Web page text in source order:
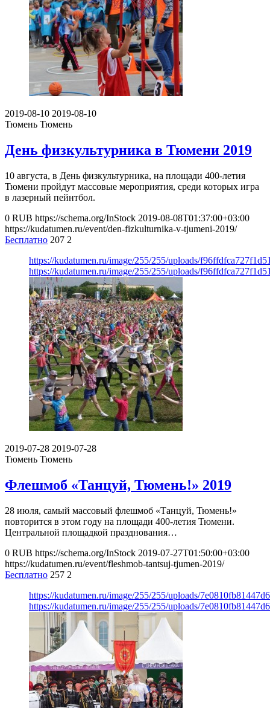
2019-08-10 2019-08-10
Тюмень Тюмень
День физкультурника в Тюмени 2019
10 августа, в День физкультурника, на площади 400-летия
Тюмени пройдут массовые мероприятия, среди которых игра
в лазерный пейнтбол.
0 RUB https://schema.org/InStock 2019-08-08T01:37:00+03:00
https://kudatumen.ru/event/den-fizkulturnika-v-tjumeni-2019/
Бесплатно 207 2
https://kudatumen.ru/image/255/255/uploads/
https://kudatumen.ru/image/255/255/uploads/
2019-07-28 2019-07-28
Тюмень Тюмень
Флешмоб «Танцуй, Тюмень!» 2019
28 июля, самый массовый флешмоб «Танцуй, Тюмень!»
повторится в этом году на площади 400-летия Тюмени.
Центральной площадкой празднования…
0 RUB https://schema.org/InStock 2019-07-27T01:50:00+03:00
https://kudatumen.ru/event/fleshmob-tantsuj-tjumen-2019/
Бесплатно 257 2
https://kudatumen.ru/image/255/255/uploads/
https://kudatumen.ru/image/255/255/uploads/